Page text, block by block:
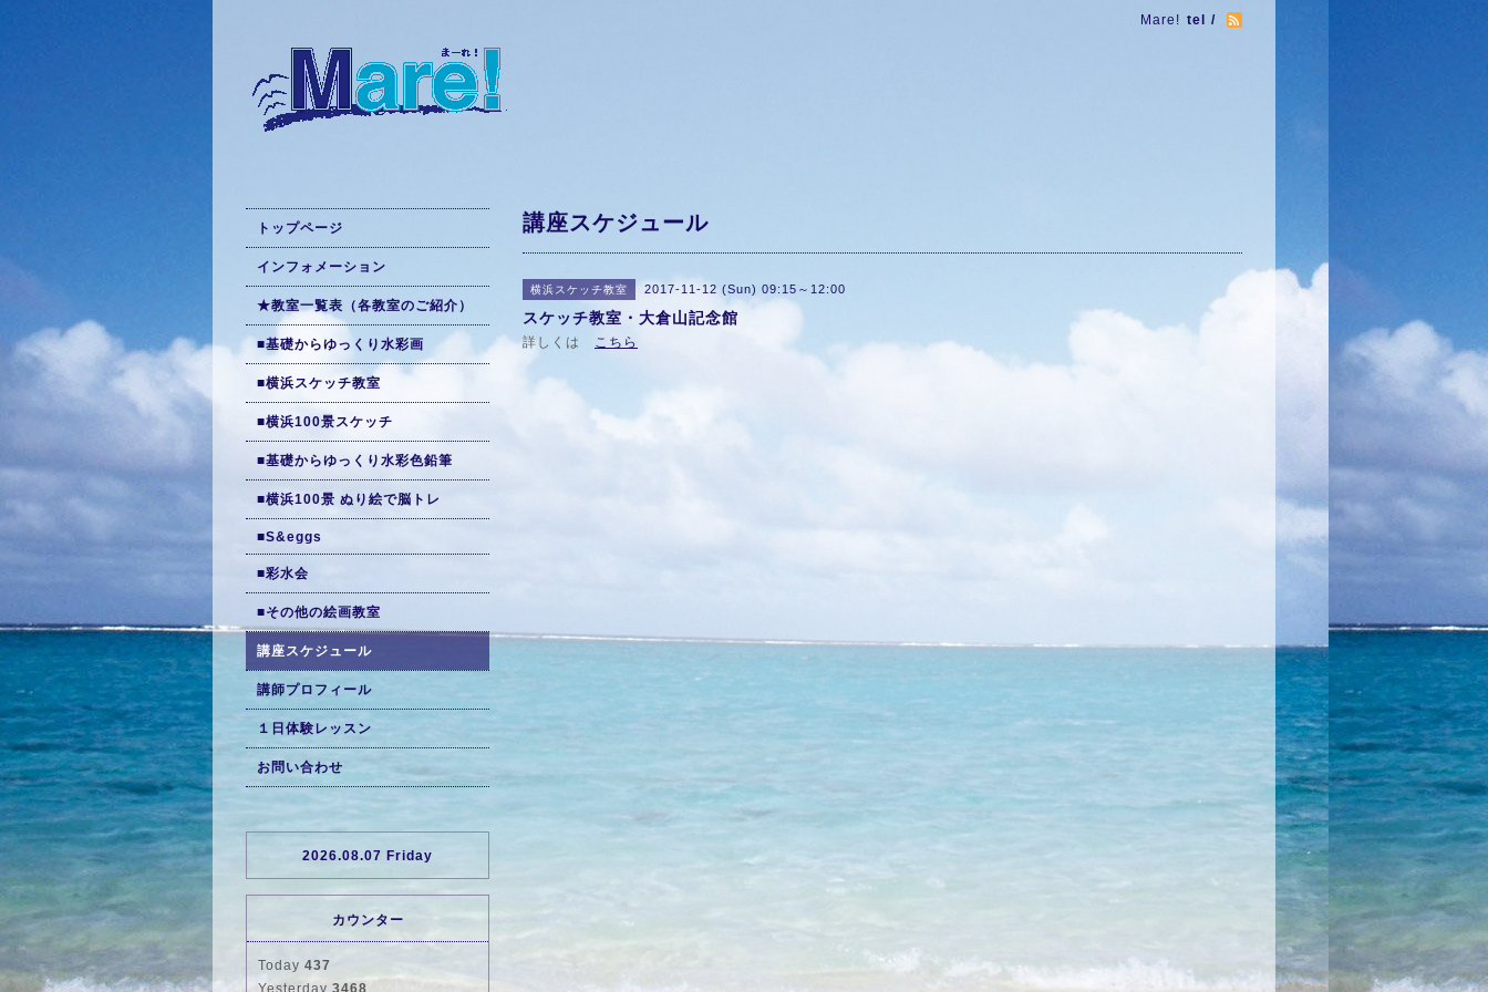
Mare! tel /
講座スケジュール
横浜スケッチ教室 2017-11-12 (Sun) 09:15～12:00
スケッチ教室・大倉山記念館
詳しくは こちら
トップページ
インフォメーション
★教室一覧表（各教室のご紹介）
■基礎からゆっくり水彩画
■横浜スケッチ教室
■横浜100景スケッチ
■基礎からゆっくり水彩色鉛筆
■横浜100景 ぬり絵で脳トレ
■S&eggs
■彩水会
■その他の絵画教室
講座スケジュール
講師プロフィール
１日体験レッスン
お問い合わせ
2026.08.07 Friday
カウンター
Today 437
Yesterday 3468